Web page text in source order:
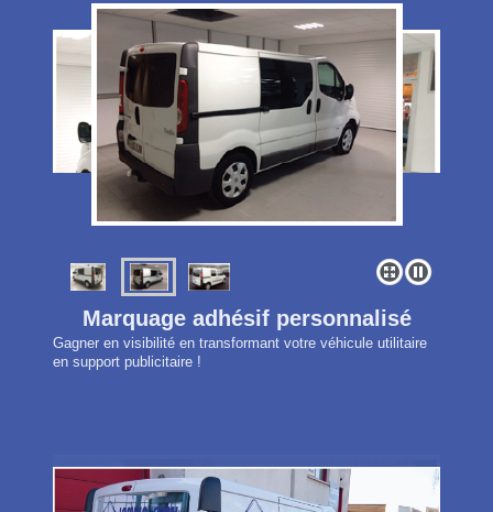
Marquage adhésif personnalisé
Gagner en visibilité en transformant votre véhicule utilitaire
en support publicitaire !